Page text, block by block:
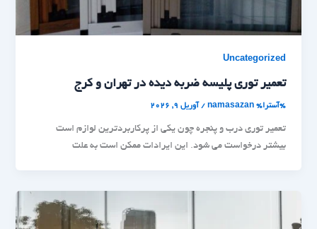
Uncategorized
تعمیر توری پلیسه ضربه دیده در تهران و کرج
%آسترا% namasazan
/ آوریل 9, 2026
تعمیر توری درب و پنجره چون یکی از پرکاربردترین لوازم است
بیشتر درخواست می شود. این ایرادات ممکن است به علت